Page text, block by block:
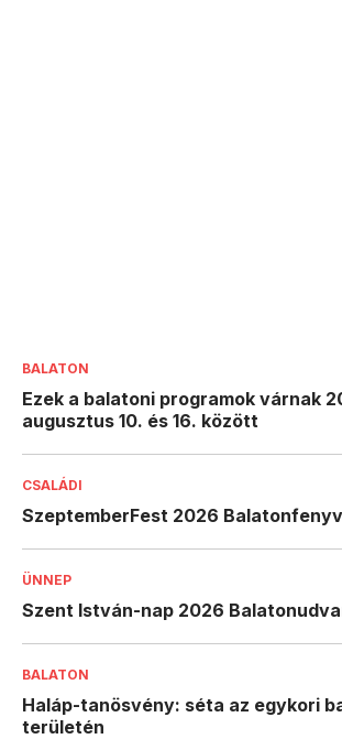
BALATON
Ezek a balatoni programok várnak
augusztus 10. és 16. között
CSALÁDI
SzeptemberFest 2026
ÜNNEP
Szent István-nap 2026
BALATON
Haláp-tanösvény: séta az egykori
területén